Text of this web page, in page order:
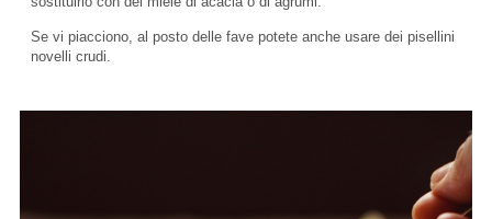
Se vi piacciono, al posto delle fave potete anche usare dei pisellini
novelli crudi.